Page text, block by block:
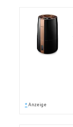
* Anzeige